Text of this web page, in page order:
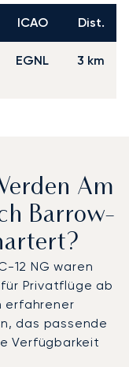
ICAO Dist.
EGNL 3 km
Am
Barrow-
12 NG waren
Privatflüge ab
erfahrener
das passende
Verfügbarkeit